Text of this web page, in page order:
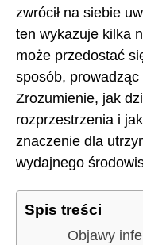
zwrócił na siebie
ten wykazuje kilka
może przedostać
sposób,
Zrozumienie, jak
rozprzestrzenia i
znaczenie dla
wydajnego
Spis treści
Objawy